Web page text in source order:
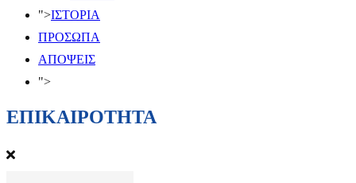
">ΙΣΤΟΡΙΑ
ΠΡΟΣΩΠΑ
ΑΠΟΨΕΙΣ
">
ΕΠΙΚΑΙΡΟΤΗΤΑ